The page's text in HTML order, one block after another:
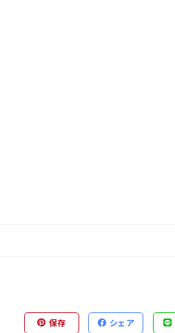
保存 シェア